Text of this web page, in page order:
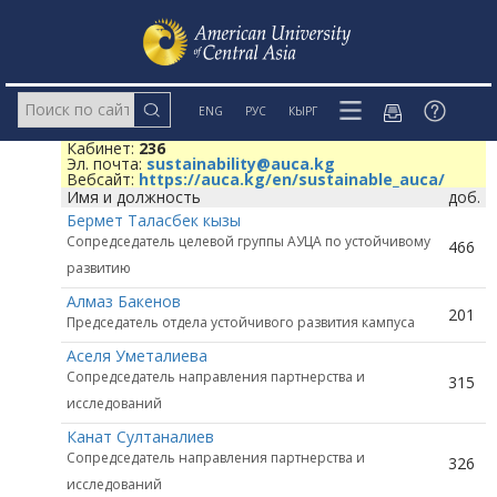
ENG РУС КЫРГ
Кабинет: 236
Эл. почта: sustainability@auca.kg
Вебсайт: https://auca.kg/en/sustainable_auca/
Имя и должность
доб.
Бермет Таласбек кызы
Сопредседатель целевой группы АУЦА по устойчивому
развитию
466
Алмаз Бакенов
Председатель отдела устойчивого развития кампуса
201
Аселя Уметалиева
Сопредседатель направления партнерства и
исследований
315
Канат Султаналиев
Сопредседатель направления партнерства и
исследований
326